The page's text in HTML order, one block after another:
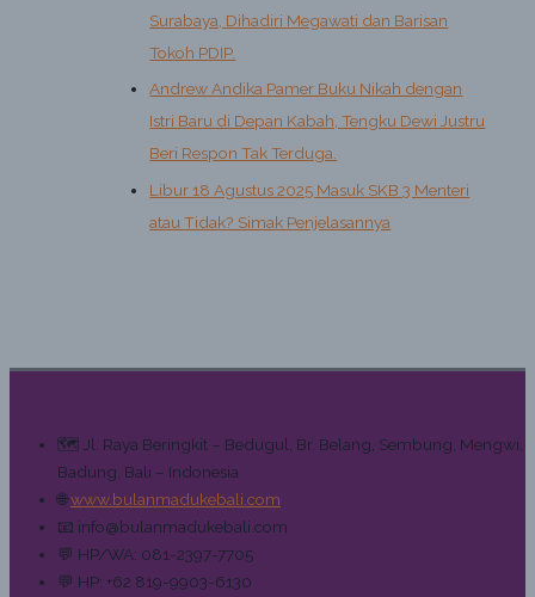
Surabaya, Dihadiri Megawati dan Barisan
Tokoh PDIP.
Andrew Andika Pamer Buku Nikah dengan
Istri Baru di Depan Kabah, Tengku Dewi Justru
Beri Respon Tak Terduga.
Libur 18 Agustus 2025 Masuk SKB 3 Menteri
atau Tidak? Simak Penjelasannya
🗺️ Jl. Raya Beringkit – Bedugul, Br. Belang, Sembung, Mengwi,
Badung, Bali – Indonesia
🌐www.bulanmadukebali.com
📧 info@bulanmadukebali.com
💬 HP/WA: 081-2397-7705
💬 HP: +62 819-9903-6130